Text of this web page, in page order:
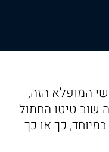
המופלא הזה,
שוב טיטו החתול
כך או כך